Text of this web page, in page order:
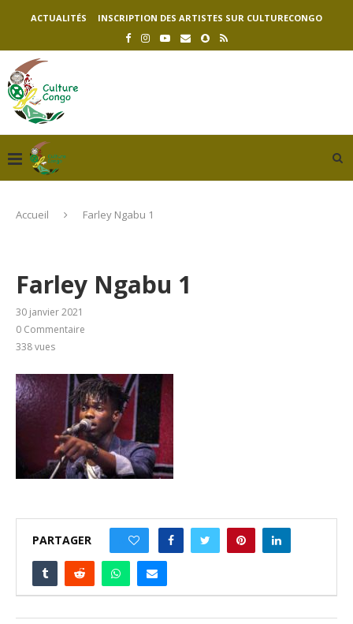
ACTUALITÉS INSCRIPTION DES ARTISTES SUR CULTURECONGO
Accueil Farley Ngabu 1
Farley Ngabu 1
30 janvier 2021
0 Commentaire
338vues
PARTAGER